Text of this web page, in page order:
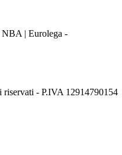
| Eurolega -
- P.IVA 12914790154